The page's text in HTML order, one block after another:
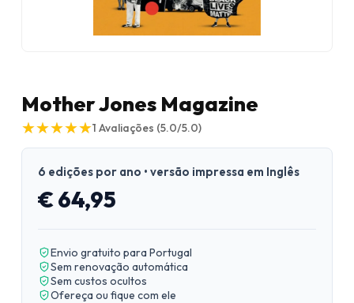
Mother Jones Magazine
★
★★
★★
★★
★★
★1 Avaliações (5.0/5.0)
6 edições por ano • versão impressa em Inglês
€ 64,95
Envio gratuito para Portugal
Sem renovação automática
Sem custos ocultos
Ofereça ou fique com ele